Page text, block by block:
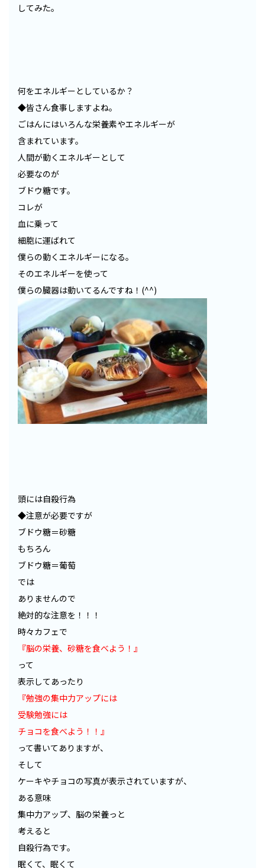
してみた。
何をエネルギーとしているか？
◆皆さん食事しますよね。
ごはんにはいろんな栄養素やエネルギーが
含まれています。
人間が動くエネルギーとして
必要なのが
ブドウ糖です。
コレが
血に乗って
細胞に運ばれて
僕らの動くエネルギーになる。
そのエネルギーを使って
僕らの臓器は動いてるんですね！(^^)
頭には自殺行為
◆注意が必要ですが
ブドウ糖＝砂糖
もちろん
ブドウ糖＝葡萄
では
ありませんので
絶対的な注意を！！！
時々カフェで
『脳の栄養、砂糖を食べよう！』
って
表示してあったり
『勉強の集中力アップには
受験勉強には
チョコを食べよう！！』
って書いてありますが、
そして
ケーキやチョコの写真が表示されていますが、
ある意味
集中力アップ、脳の栄養っと
考えると
自殺行為です。
眠くて、眠くて